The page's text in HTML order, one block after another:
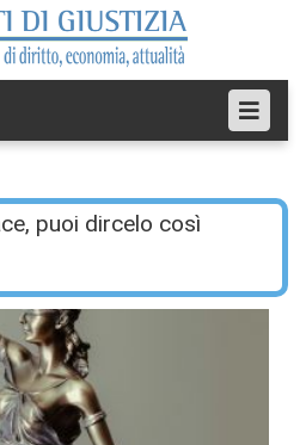
puoi dircelo così